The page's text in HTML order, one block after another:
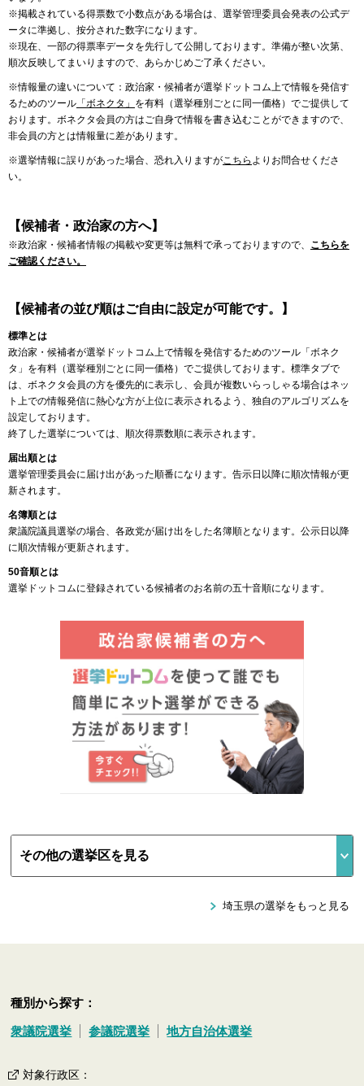
※掲載されている得票数で小数点がある場合は、選挙管理委員会発表の公式デ
ータに準拠し、按分された数字になります。
※現在、一部の得票率データを先行して公開しております。準備が整い次第、
順次反映してまいりますので、あらかじめご了承ください。
※情報量の違いについて：政治家・候補者が選挙ドットコム上で情報を発信す
るためのツール 「ボネクタ」 を有料（選挙種別ごとに同一価格）でご提供して
おります。ボネクタ会員の方はご自身で情報を書き込むことができますので、
非会員の方とは情報量に差があります。
※選挙情報に誤りがあった場合、恐れ入りますがこちら よりお問合せくださ
い。
【候補者・政治家の方へ】
※政治家・候補者情報の掲載や変更等は無料で承っておりますので、 こちらを
ご確認ください。
【候補者の並び順はご自由に設定が可能です。】
標準とは
政治家・候補者が選挙ドットコム上で情報を発信するためのツール「ボネク
タ」を有料（選挙種別ごとに同一価格）でご提供しております。標準タブで
は、ボネクタ会員の方を優先的に表示し、会員が複数いらっしゃる場合はネッ
ト上での情報発信に熱心な方が上位に表示されるよう、独自のアルゴリズムを
設定しております。
終了した選挙については、順次得票数順に表示されます。
届出順とは
選挙管理委員会に届け出があった順番になります。告示日以降に順次情報が更
新されます。
名簿順とは
衆議院議員選挙の場合、各政党が届け出をした名簿順となります。公示日以降
に順次情報が更新されます。
50音順とは
選挙ドットコムに登録されている候補者のお名前の五十音順になります。
埼玉県の選挙をもっと見る
種別から探す：
衆議院選挙 参議院選挙 地方自治体選挙
対象行政区 ：